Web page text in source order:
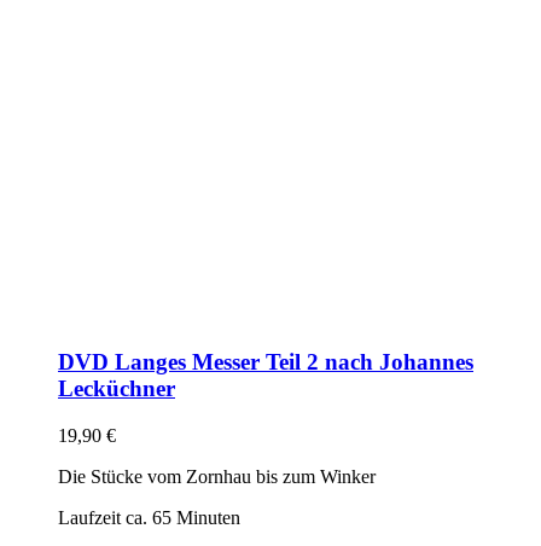
DVD Langes Messer Teil 2 nach Johannes
Lecküchner
19,90 €
Die Stücke vom Zornhau bis zum Winker
Laufzeit ca. 65 Minuten